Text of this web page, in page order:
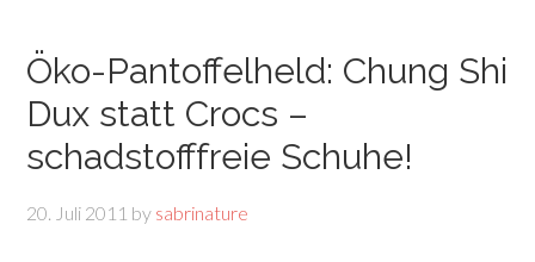
Öko-Pantoffelheld: Chung Shi
Dux statt Crocs –
schadstofffreie Schuhe!
20. Juli 2011 by sabrinature